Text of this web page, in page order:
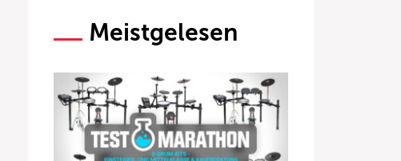
Meistgelesen